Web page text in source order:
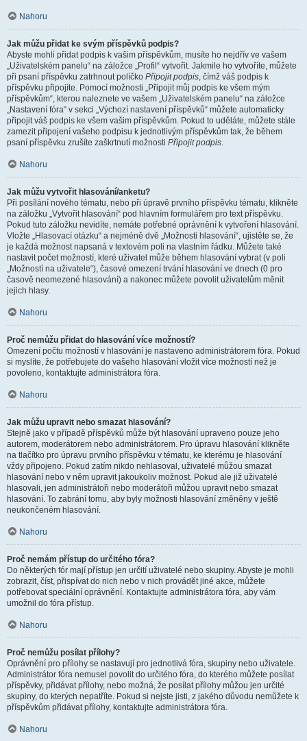
Nahoru
Jak můžu přidat ke svým příspěvků podpis?
Abyste mohli přidat podpis k vašim příspěvkům, musíte ho nejdřív ve vašem
„Uživatelském panelu“ na záložce „Profil“ vytvořit. Jakmile ho vytvoříte, můžete
při psaní příspěvku zatrhnout políčko Připojit podpis, čímž váš podpis k
příspěvku připojíte. Pomocí možnosti „Připojit můj podpis ke všem mým
příspěvkům“, kterou naleznete ve vašem „Uživatelském panelu“ na záložce
„Nastavení fóra“ v sekci „Výchozí nastavení příspěvků“ můžete automaticky
připojit váš podpis ke všem vašim příspěvkům. Pokud to uděláte, můžete stále
zamezit připojení vašeho podpisu k jednotlivým příspěvkům tak, že během
psaní příspěvku zrušíte zaškrtnutí možnosti Připojit podpis.
Nahoru
Jak můžu vytvořit hlasování/anketu?
Při posílání nového tématu, nebo při úpravě prvního příspěvku tématu, klikněte
na záložku „Vytvořit hlasování“ pod hlavním formulářem pro text příspěvku.
Pokud tuto záložku nevidíte, nemáte potřebné oprávnění k vytvoření hlasování.
Vložte „Hlasovací otázku“ a nejméně dvě „Možnosti hlasování“, ujistěte se, že
je každá možnost napsaná v textovém poli na vlastním řádku. Můžete také
nastavit počet možností, které uživatel může během hlasování vybrat (v poli
„Možností na uživatele“), časové omezení trvání hlasování ve dnech (0 pro
časově neomezené hlasování) a nakonec můžete povolit uživatelům měnit
jejich hlasy.
Nahoru
Proč nemůžu přidat do hlasování více možností?
Omezení počtu možností v hlasování je nastaveno administrátorem fóra. Pokud
si myslíte, že potřebujete do vašeho hlasování vložit více možností než je
povoleno, kontaktujte administrátora fóra.
Nahoru
Jak můžu upravit nebo smazat hlasování?
Stejně jako v případě příspěvků může být hlasování upraveno pouze jeho
autorem, moderátorem nebo administrátorem. Pro úpravu hlasování klikněte
na tlačítko pro úpravu prvního příspěvku v tématu, ke kterému je hlasování
vždy připojeno. Pokud zatím nikdo nehlasoval, uživatelé můžou smazat
hlasování nebo v něm upravit jakoukoliv možnost. Pokud ale již uživatelé
hlasovali, jen administrátoři nebo moderátoři můžou upravit nebo smazat
hlasování. To zabrání tomu, aby byly možnosti hlasování změněny v ještě
neukončeném hlasování.
Nahoru
Proč nemám přístup do určitého fóra?
Do některých fór mají přístup jen určití uživatelé nebo skupiny. Abyste je mohli
zobrazit, číst, přispívat do nich nebo v nich provádět jiné akce, můžete
potřebovat speciální oprávnění. Kontaktujte administrátora fóra, aby vám
umožnil do fóra přístup.
Nahoru
Proč nemůžu posílat přílohy?
Oprávnění pro přílohy se nastavují pro jednotlivá fóra, skupiny nebo uživatele.
Administrátor fóra nemusel povolit do určitého fóra, do kterého můžete posílat
příspěvky, přidávat přílohy, nebo možná, že posílat přílohy můžou jen určité
skupiny, do kterých nepatříte. Pokud si nejste jisti, z jakého důvodu nemůžete k
příspěvkům přidávat přílohy, kontaktujte administrátora fóra.
Nahoru